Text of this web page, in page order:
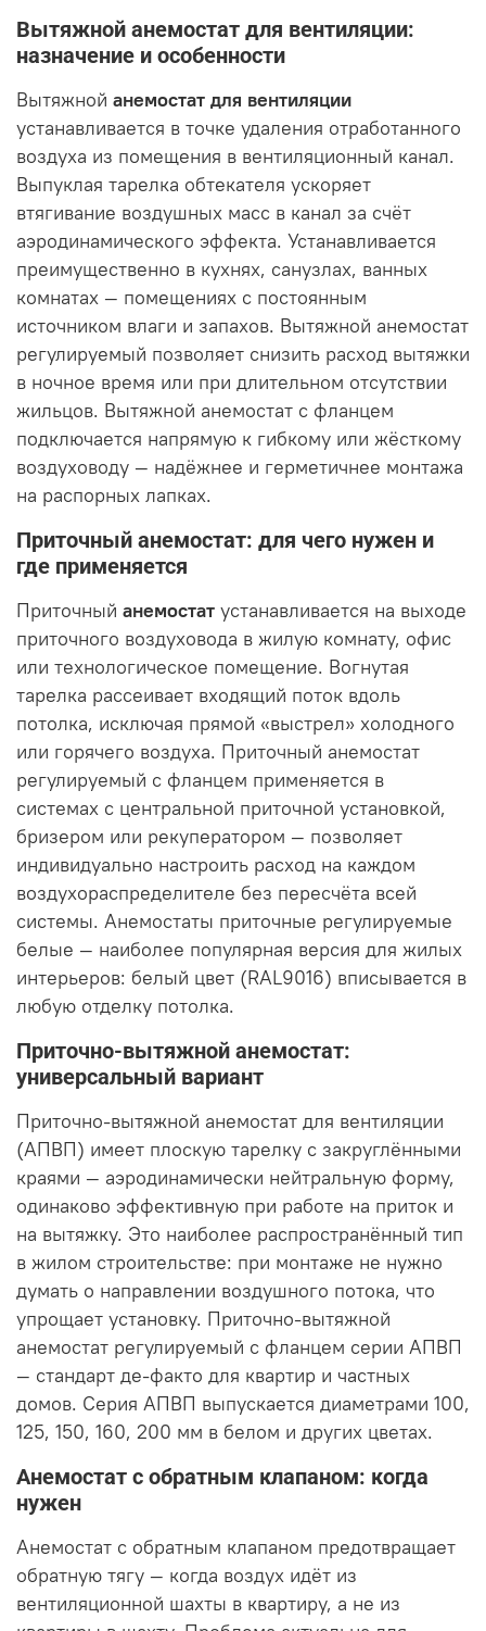
Вытяжной анемостат для вентиляции:
назначение и особенности
Вытяжной анемостат для вентиляции
устанавливается в точке удаления отработанного
воздуха из помещения в вентиляционный канал.
Выпуклая тарелка обтекателя ускоряет
втягивание воздушных масс в канал за счёт
аэродинамического эффекта. Устанавливается
преимущественно в кухнях, санузлах, ванных
комнатах — помещениях с постоянным
источником влаги и запахов. Вытяжной анемостат
регулируемый позволяет снизить расход вытяжки
в ночное время или при длительном отсутствии
жильцов. Вытяжной анемостат с фланцем
подключается напрямую к гибкому или жёсткому
воздуховоду — надёжнее и герметичнее монтажа
на распорных лапках.
Приточный анемостат: для чего нужен и
где применяется
Приточный анемостат устанавливается на выходе
приточного воздуховода в жилую комнату, офис
или технологическое помещение. Вогнутая
тарелка рассеивает входящий поток вдоль
потолка, исключая прямой «выстрел» холодного
или горячего воздуха. Приточный анемостат
регулируемый с фланцем применяется в
системах с центральной приточной установкой,
бризером или рекуператором — позволяет
индивидуально настроить расход на каждом
воздухораспределителе без пересчёта всей
системы. Анемостаты приточные регулируемые
белые — наиболее популярная версия для жилых
интерьеров: белый цвет (RAL9016) вписывается в
любую отделку потолка.
Приточно-вытяжной анемостат:
универсальный вариант
Приточно-вытяжной анемостат для вентиляции
(АПВП) имеет плоскую тарелку с закруглёнными
краями — аэродинамически нейтральную форму,
одинаково эффективную при работе на приток и
на вытяжку. Это наиболее распространённый тип
в жилом строительстве: при монтаже не нужно
думать о направлении воздушного потока, что
упрощает установку. Приточно-вытяжной
анемостат регулируемый с фланцем серии АПВП
— стандарт де-факто для квартир и частных
домов. Серия АПВП выпускается диаметрами 100,
125, 150, 160, 200 мм в белом и других цветах.
Анемостат с обратным клапаном: когда
нужен
Анемостат с обратным клапаном предотвращает
обратную тягу — когда воздух идёт из
вентиляционной шахты в квартиру, а не из